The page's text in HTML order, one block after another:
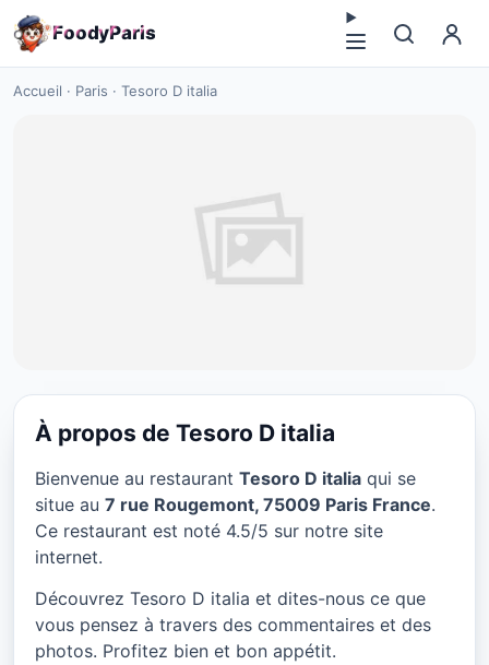
FoodyParis
Accueil · Paris · Tesoro D italia
Tesoro D italia à Paris
★ 4.5/5
À propos de Tesoro D italia
Bienvenue au restaurant Tesoro D italia qui se
situe au 7 rue Rougemont, 75009 Paris France.
Ce restaurant est noté 4.5/5 sur notre site
internet.
Découvrez Tesoro D italia et dites-nous ce que
vous pensez à travers des commentaires et des
photos. Profitez bien et bon appétit.